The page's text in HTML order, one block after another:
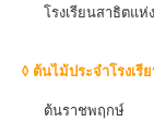
โรงเรียนสาธิตแห่
◊ ต้นไม้ประจำโรงเรี
ต้นราชพฤกษ์